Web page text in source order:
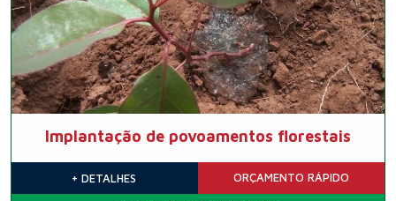
Implantação de povoamentos florestais
+ DETALHES ORÇAMENTO RÁPIDO